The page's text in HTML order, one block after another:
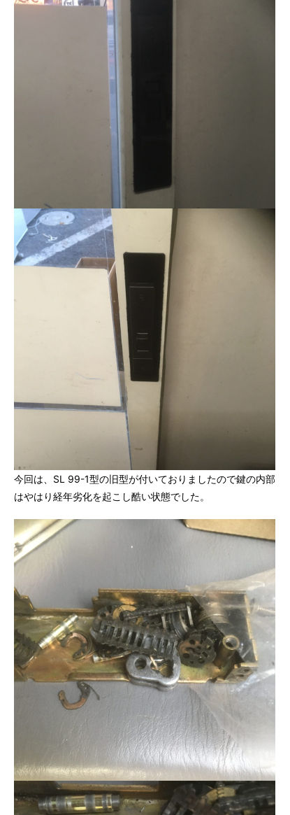
今回は、SL 99-1型の旧型が付いておりましたので鍵の内部
はやはり経年劣化を起こし酷い状態でした。